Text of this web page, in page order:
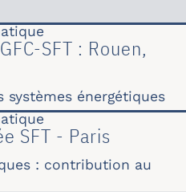
SFT : Rouen,
énergétiques
SFT - Paris
: contribution au